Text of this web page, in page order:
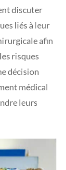
discuter
liés à leur
afin
risques
décision
médical
leurs